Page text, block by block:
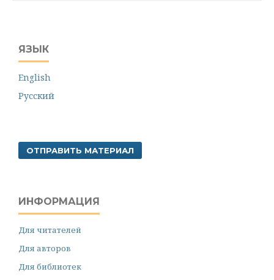
ЯЗЫК
English
Русский
ОТПРАВИТЬ МАТЕРИАЛ
ИНФОРМАЦИЯ
Для читателей
Для авторов
Для библиотек